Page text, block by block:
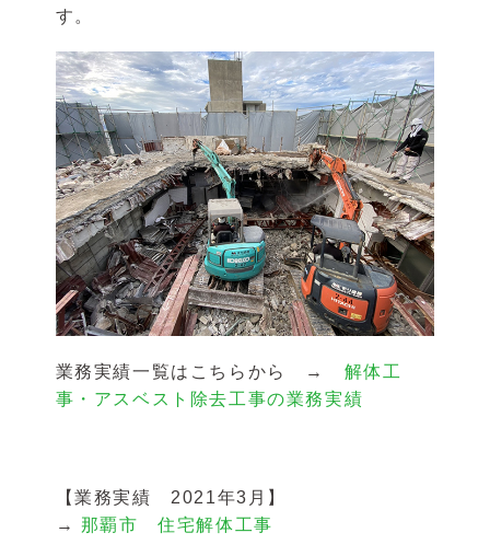
す。
業務実績一覧はこちらから → 解体工
事・アスベスト除去工事の業務実績
【業務実績 2021年3月】
→ 那覇市 住宅解体工事